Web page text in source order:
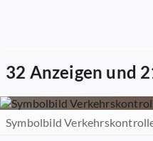
32 Anzeigen und
Symbolbild